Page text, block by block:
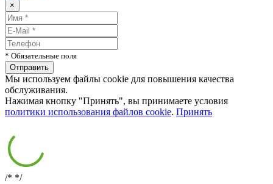
×
* Обязательные поля
Мы используем файлы cookie для повышения качества
обслуживания.
Нажимая кнопку "Принять", вы принимаете условия
политики использования файлов cookie. Принять
/* */